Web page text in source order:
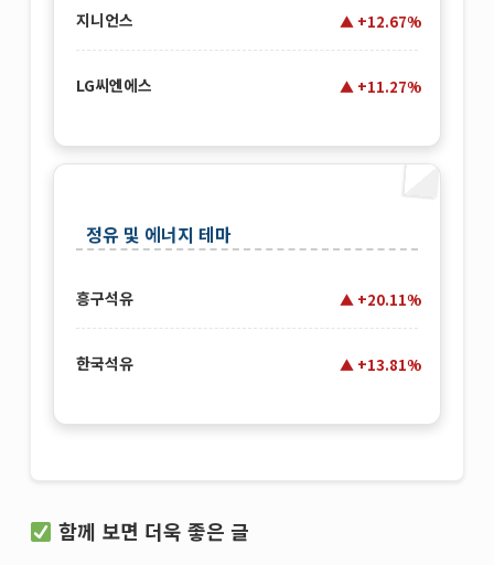
지니언스 +12.67%
LG씨엔에스 +11.27%
정유 및 에너지 테마
흥구석유 +20.11%
한국석유 +13.81%
함께 보면 더욱 좋은 글